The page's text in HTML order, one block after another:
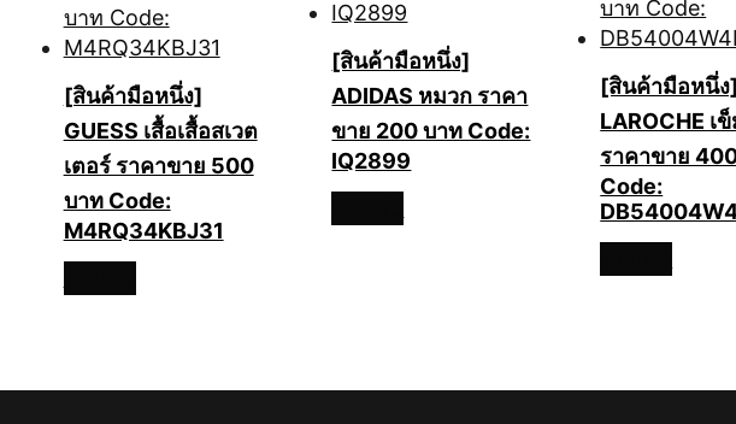
[สินค้ามือหนึ่ง]
GUESS เสื้อเสื้อสเวต
เตอร์ ราคาขาย 500
บาท Code:
M4RQ34KBJ31
อ่านเพิ่ม
[สินค้ามือหนึ่ง]
ADIDAS หมวก ราคา
ขาย 200 บาท Code:
IQ2899
อ่านเพิ่ม
[สินค้ามือหนึ่ง
LAROCHE เ
ราคาขาย
Code:
อ่านเพิ่ม